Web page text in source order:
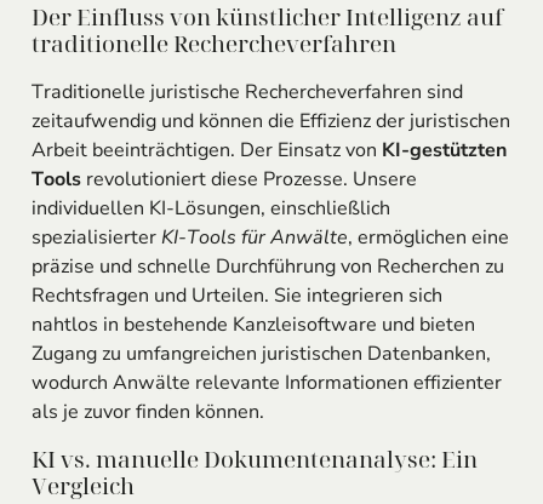
Der Einfluss von künstlicher Intelligenz auf
traditionelle Rechercheverfahren
Traditionelle juristische Rechercheverfahren sind
zeitaufwendig und können die Effizienz der juristischen
Arbeit beeinträchtigen. Der Einsatz von KI-gestützten
Toolsrevolutioniert diese Prozesse. Unsere
individuellen KI-Lösungen, einschließlich
spezialisierterKI-Tools für Anwälte, ermöglichen eine
präzise und schnelle Durchführung von Recherchen zu
Rechtsfragen und Urteilen. Sie integrieren sich
nahtlos in bestehende Kanzleisoftware und bieten
Zugang zu umfangreichen juristischen Datenbanken,
wodurch Anwälte relevante Informationen effizienter
als je zuvor finden können.
KI vs. manuelle Dokumentenanalyse: Ein
Vergleich